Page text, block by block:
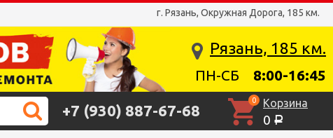
г. Рязань, Окружная Дорога, 185 км.
Рязань, 185 км.
ПН-СБ 8:00-16:45
+7 (930) 887-67-68
0 Корзина
0 Р